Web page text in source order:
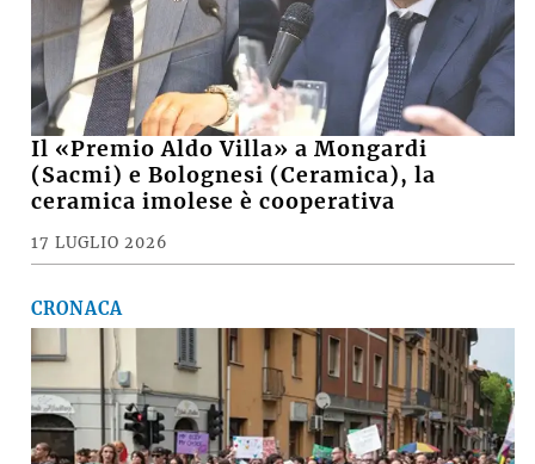
VIDEO e FOTO – Maltempo, raffiche di
vento e pioggia battente, i danni a
Medicina, Castel San Pietro e nella
pianura imolese
16 LUGLIO 2026